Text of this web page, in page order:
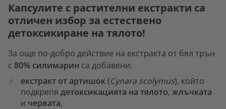
Капсулите с растителни екстракти са
отличен избор за естествено
детоксикиране на тялото!
За още по-добро действие на екстракта от бял трън
с 80% силимарин са добавени:
екстракт от артишок(Cynara scolymus), който
подкрепя детоксикацията на тялото, жлъчката
и червата,